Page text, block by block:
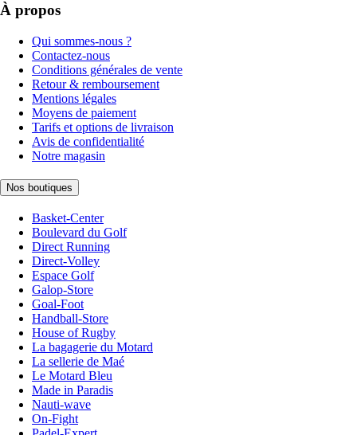
À propos
Qui sommes-nous ?
Contactez-nous
Conditions générales de vente
Retour & remboursement
Mentions légales
Moyens de paiement
Tarifs et options de livraison
Avis de confidentialité
Notre magasin
Nos boutiques
Basket-Center
Boulevard du Golf
Direct Running
Direct-Volley
Espace Golf
Galop-Store
Goal-Foot
Handball-Store
House of Rugby
La bagagerie du Motard
La sellerie de Maé
Le Motard Bleu
Made in Paradis
Nauti-wave
On-Fight